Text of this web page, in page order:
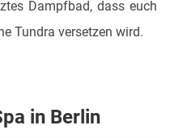
Dampfbad, dass euch
Tundra versetzen wird.
in Berlin